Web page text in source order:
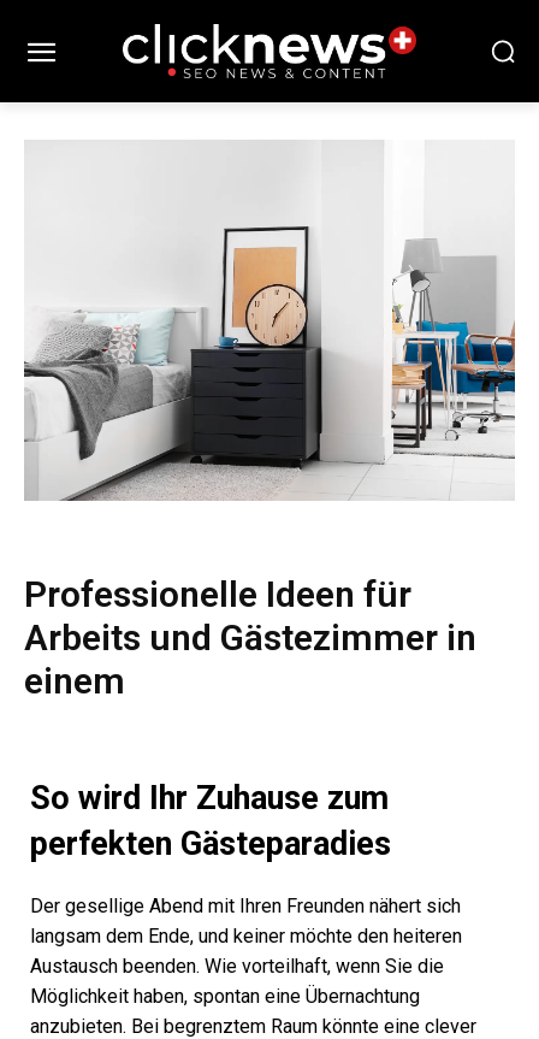
Professionelle Ideen für
Arbeits und Gästezimmer in
einem
So wird Ihr Zuhause zum
perfekten Gästeparadies
Der gesellige Abend mit Ihren Freunden nähert sich
langsam dem Ende, und keiner möchte den heiteren
Austausch beenden. Wie vorteilhaft, wenn Sie die
Möglichkeit haben, spontan eine Übernachtung
anzubieten. Bei begrenztem Raum könnte eine clever